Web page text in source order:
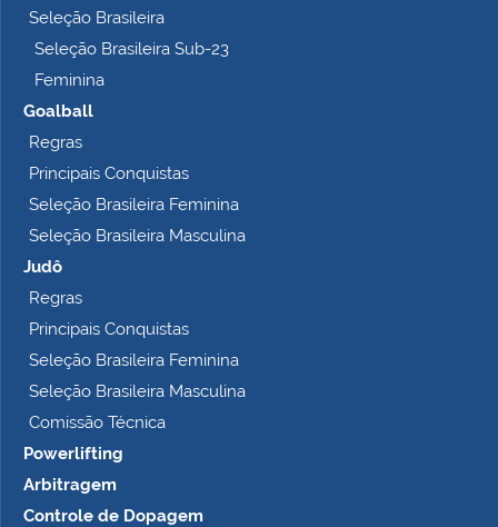
Seleção Brasileira
Seleção Brasileira Sub-23
Feminina
Goalball
Regras
Principais Conquistas
Seleção Brasileira Feminina
Seleção Brasileira Masculina
Judô
Regras
Principais Conquistas
Seleção Brasileira Feminina
Seleção Brasileira Masculina
Comissão Técnica
Powerlifting
Arbitragem
Controle de Dopagem